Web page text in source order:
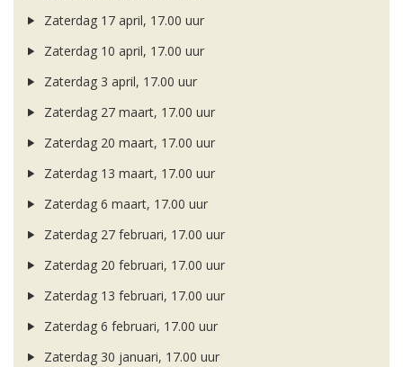
Zaterdag 17 april, 17.00 uur
Zaterdag 10 april, 17.00 uur
Zaterdag 3 april, 17.00 uur
Zaterdag 27 maart, 17.00 uur
Zaterdag 20 maart, 17.00 uur
Zaterdag 13 maart, 17.00 uur
Zaterdag 6 maart, 17.00 uur
Zaterdag 27 februari, 17.00 uur
Zaterdag 20 februari, 17.00 uur
Zaterdag 13 februari, 17.00 uur
Zaterdag 6 februari, 17.00 uur
Zaterdag 30 januari, 17.00 uur